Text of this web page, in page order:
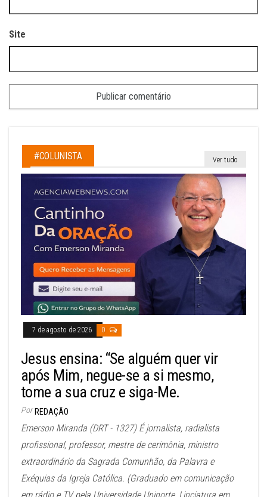
Site
#COLUNISTA Ver tudo
7 de agosto de 2026 0
Jesus ensina: “Se alguém quer vir
após Mim, negue-se a si mesmo,
tome a sua cruz e siga-Me.
Por REDAÇÃO
Emerson Miranda (DRT - 1327) É jornalista, radialista
profissional, professor, mestre de cerimônia, ministro
extraordinário da Sagrada Comunhão, da Palavra e
Exéquias da Igreja Católica. (Graduado em comunicação